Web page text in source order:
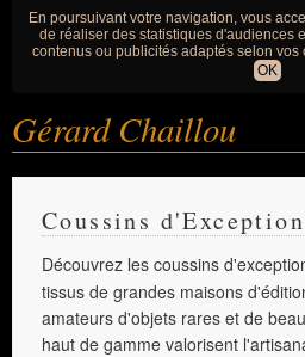
En poursuivant votre navigation, vous
de réaliser des statistiques d'audiences
contenus ou publicités adaptés selon vos
OK
Gérard Chaillou
Coussins d'Exception
Découvrez les coussins
tissus de grandes maisons
amateurs d'objets rares et de
haut de gamme valorisent